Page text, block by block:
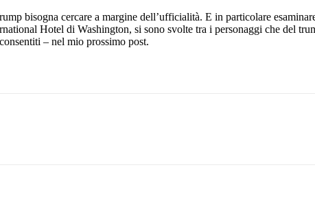
bisogna cercare a margine dell’ufficialità. E in particolare
Hotel di Washington, si sono svolte tra i personaggi che del
– nel mio prossimo post.